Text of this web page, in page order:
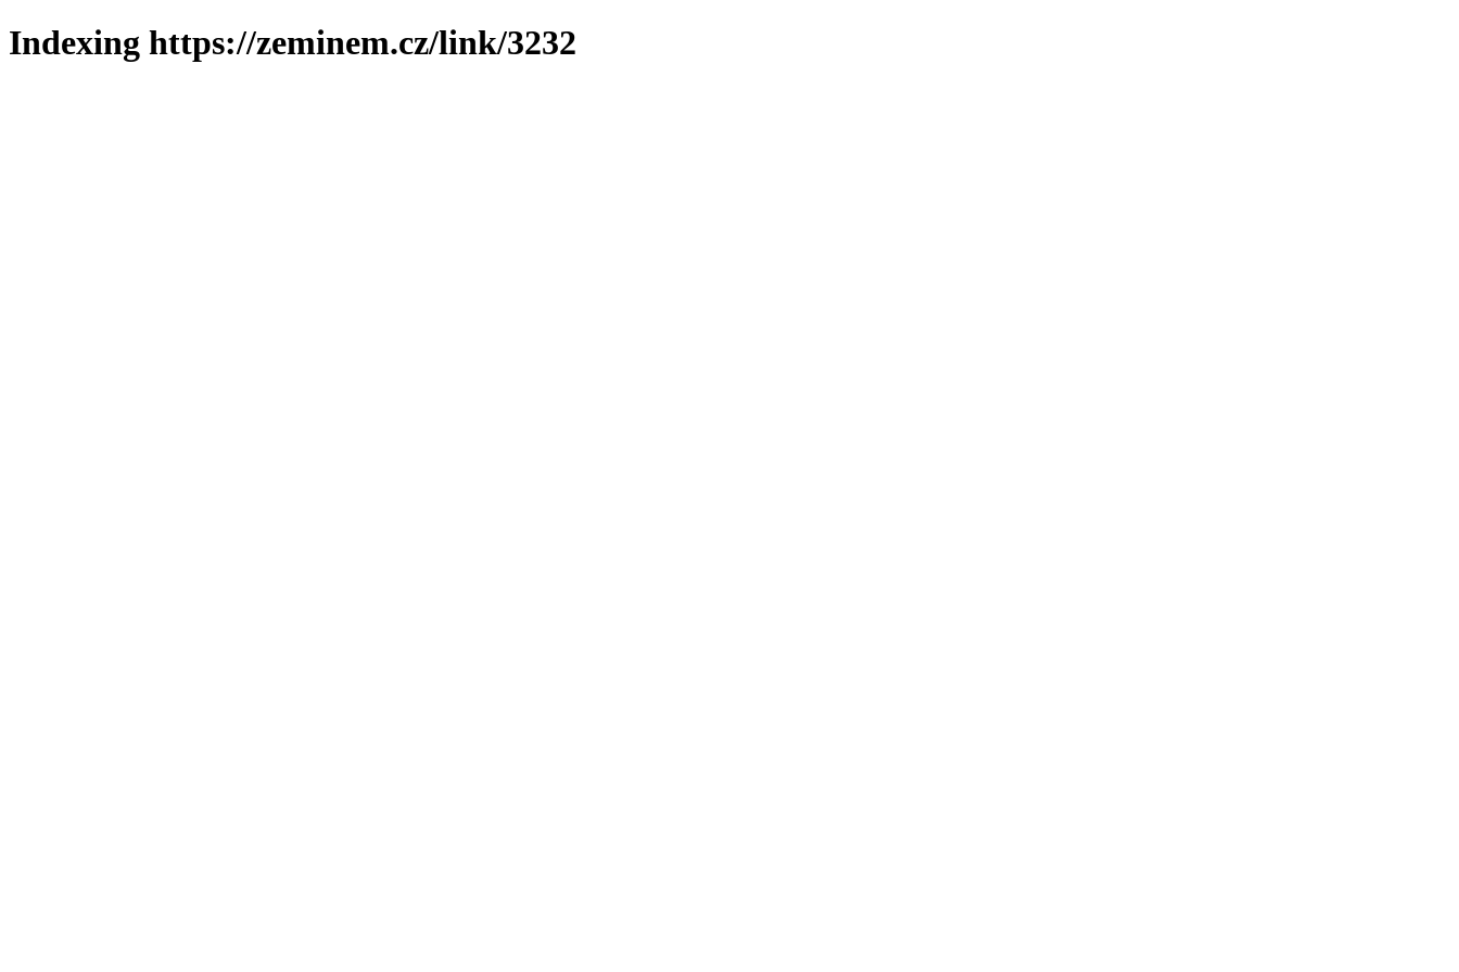
Indexing https://zeminem.cz/link/3232